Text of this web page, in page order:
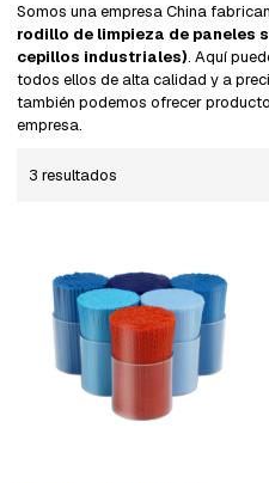
Somos una empresa China
rodillo de limpieza de paneles
cepillos industriales). Aquí
todos ellos de alta calidad y a
también podemos ofrecer
empresa.
3 resultados